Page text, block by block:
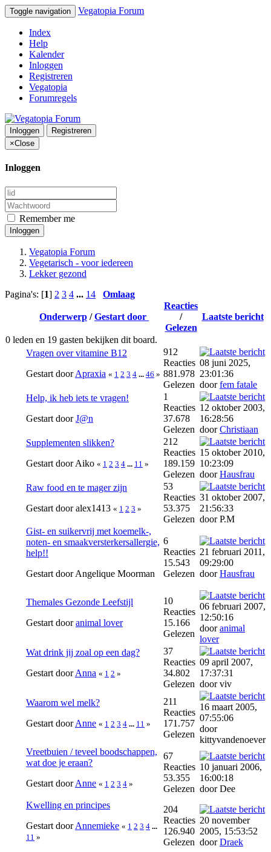
Toggle navigation Vegatopia Forum
Index
Help
Kalender
Inloggen
Registreren
Vegatopia
Forumregels
Inloggen
Registreren
×Close
Inloggen
Remember me
Inloggen
Vegatopia Forum
Vegetarisch - voor iedereen
Lekker gezond
Pagina's: [1] 2 3 4 ... 14 Omlaag
Onderwerp /Gestart door
Reacties
/
Gelezen
Laatste bericht
0 leden en 19 gasten bekijken dit board.
Vragen over vitamine B12
Gestart doorApraxia « 1 2 3 4 ... 46 »
912
Reacties
881.978
Gelezen
08 juni 2025,
23:01:36
doorfem fatale
Help, ik heb iets te vragen!
Gestart doorJ@n
1
Reacties
37.678
Gelezen
12 oktober 2003,
16:28:56
doorChristiaan
Supplementen slikken?
Gestart door Aiko « 1 2 3 4 ... 11 »
212
Reacties
189.159
Gelezen
15 oktober 2010,
10:23:09
doorHausfrau
Raw food en te mager zijn
Gestart door alex1413 « 1 2 3 »
53
Reacties
53.375
Gelezen
31 oktober 2007,
21:56:33
door P.M
Gist- en suikervrij met koemelk-,
noten- en smaakversterkersallergie,
help!!
Gestart door Angelique Moorman
6
Reacties
15.543
Gelezen
21 februari 2011,
09:29:00
doorHausfrau
Themales Gezonde Leefstijl
Gestart dooranimal lover
10
Reacties
15.166
Gelezen
06 februari 2007,
12:50:16
dooranimal
lover
Wat drink jij zoal op een dag?
Gestart doorAnna « 1 2 »
37
Reacties
34.802
Gelezen
09 april 2007,
17:37:31
door viv
Waarom wel melk?
Gestart doorAnne « 1 2 3 4 ... 11 »
211
Reacties
171.757
Gelezen
16 maart 2005,
07:55:06
door
kittyvandenoever
Vreetbuien / teveel boodschappen,
wat doe je eraan?
Gestart doorAnne « 1 2 3 4 »
67
Reacties
53.355
Gelezen
10 januari 2006,
16:00:18
door Dee
Kwelling en principes
Gestart doorAnnemieke « 1 2 3 4 ...
11 »
204
Reacties
126.940
Gelezen
20 november
2005, 15:53:52
doorDraek